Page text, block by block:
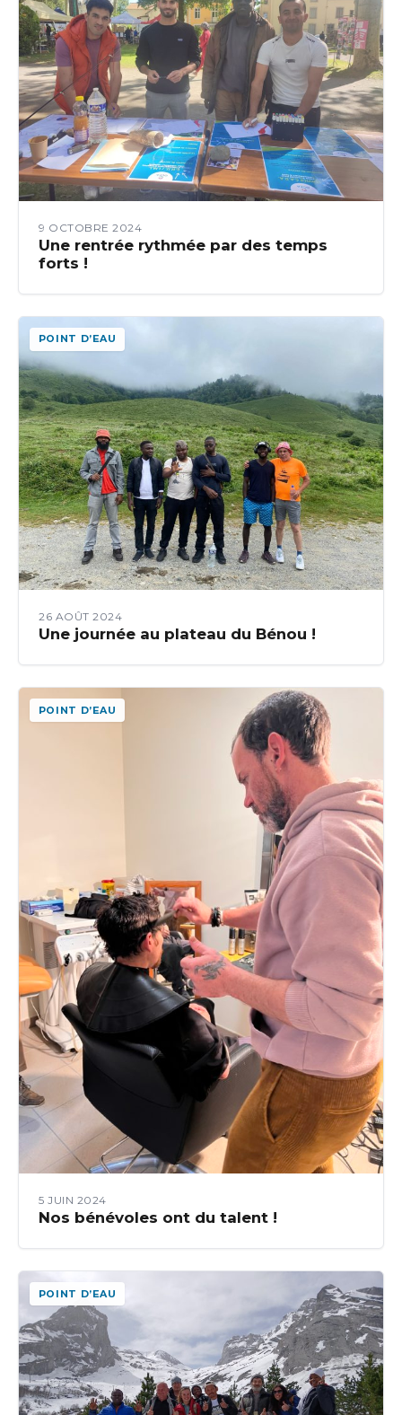
9 OCTOBRE 2024
Une rentrée rythmée par des temps
forts !
POINT D’EAU
26 AOÛT 2024
Une journée au plateau du Bénou !
POINT D’EAU
5 JUIN 2024
Nos bénévoles ont du talent !
POINT D’EAU